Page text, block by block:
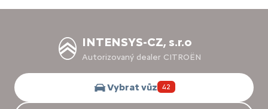
INTENSYS-CZ, s.r.o
Autorizovaný dealer CITROËN
Vybrat vůz 42